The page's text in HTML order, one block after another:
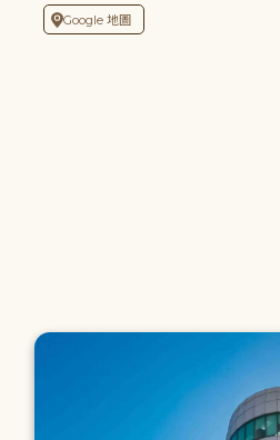
Google 地圖